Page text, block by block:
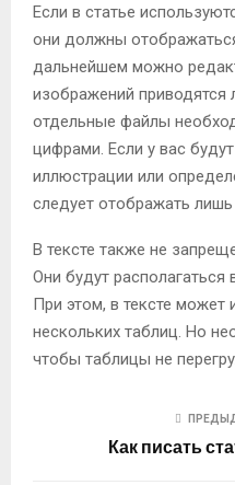
Если в статье
они должны
дальнейшем можно
изображений приводятся
отдельные файлы
цифрами. Если у вас будут
иллюстрации или
следует отображать
В тексте также не
Они будут располагаться
При этом, в тексте может
нескольких таблиц. Но
чтобы таблицы не
Как писать